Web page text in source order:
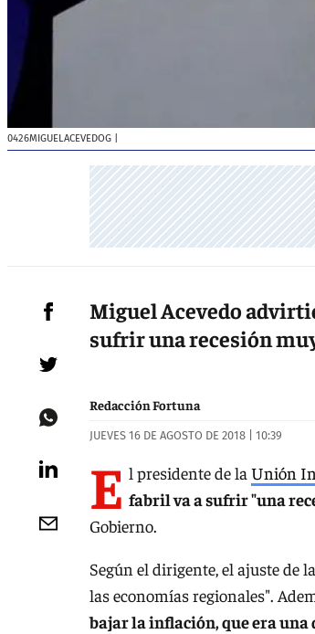
0426MIGUELACEVEDOG
Miguel Acevedo
sufrir una recesión
Redacción Fortuna
JUEVES 16 DE AGOSTO DE 2018 | 10:39
E l presidente de la Unión
fabril va a sufrir "una
Gobierno.
Según el dirigente, el ajuste de
las economías regionales".
bajar la inflación, que era una